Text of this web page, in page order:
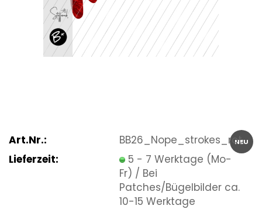
NEU
Art.Nr.:
BB26_Nope_strokes_rot
Lieferzeit:
5 - 7 Werktage (Mo-
Fr) / Bei
Patches/Bügelbilder ca.
10-15 Werktage